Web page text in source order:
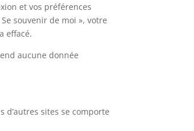
et vos préférences
souvenir de moi », votre
effacé.
aucune donnée
sites se comporte